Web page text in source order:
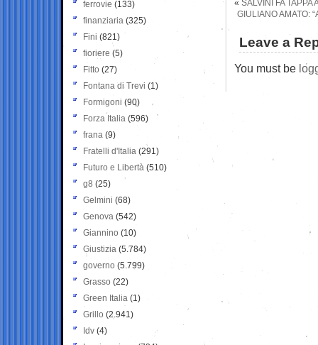
« SALVINI FA TAPPA
GIULIANO AMATO:
Leave a
You must be
ferrovie (133)
finanziaria (325)
Fini (821)
fioriere (5)
Fitto (27)
Fontana di Trevi (1)
Formigoni (90)
Forza Italia (596)
frana (9)
Fratelli d'Italia (291)
Futuro e Libertà (510)
g8 (25)
Gelmini (68)
Genova (542)
Giannino (10)
Giustizia (5.784)
governo (5.799)
Grasso (22)
Green Italia (1)
Grillo (2.941)
Idv (4)